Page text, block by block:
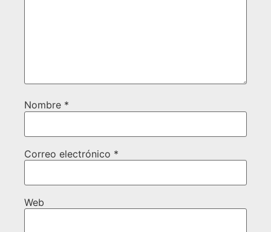
Nombre *
Correo electrónico *
Web